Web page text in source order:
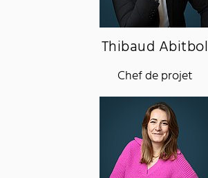
Thibaud Abitbol
Chef de projet